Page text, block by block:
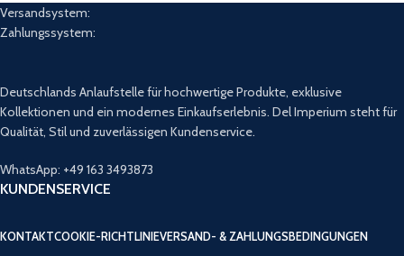
Versandsystem:
Zahlungssystem:
Deutschlands Anlaufstelle für hochwertige Produkte, exklusive
Kollektionen und ein modernes Einkaufserlebnis. Del Imperium steht für
Qualität, Stil und zuverlässigen Kundenservice.
WhatsApp: +49 163 3493873
KUNDENSERVICE
KONTAKTCOOKIE-RICHTLINIEVERSAND- & ZAHLUNGSBEDINGUNGEN